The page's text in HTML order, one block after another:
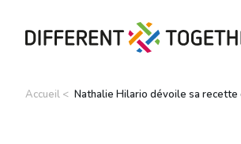
Accueil Nathalie Hilario dévoile sa recette